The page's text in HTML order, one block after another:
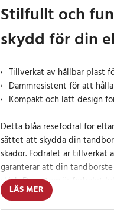
Stilfullt och
skydd för din
Tillverkat av hållbar plast
Dammresistent för att
Kompakt och lätt design
Detta blåa resefodral för
sättet att skydda din
skador. Fodralet är tillverkat
garanterar att din
skick. Dessutom är fodralet
föroreningsfritt, vilket gör det
hygieniskt.
LÄS MER